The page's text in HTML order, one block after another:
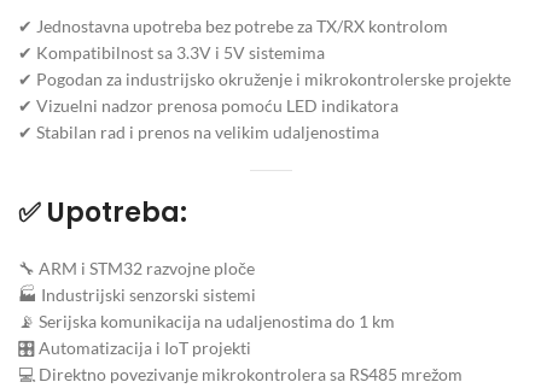
✔ Jednostavna upotreba bez potrebe za TX/RX kontrolom
✔ Kompatibilnost sa 3.3V i 5V sistemima
✔ Pogodan za industrijsko okruženje i mikrokontrolerske projekte
✔ Vizuelni nadzor prenosa pomoću LED indikatora
✔ Stabilan rad i prenos na velikim udaljenostima
✅Upotreba:
🔧 ARM i STM32 razvojne ploče
🏭 Industrijski senzorski sistemi
📡 Serijska komunikacija na udaljenostima do 1 km
🎛 Automatizacija i IoT projekti
💻 Direktno povezivanje mikrokontrolera sa RS485 mrežom